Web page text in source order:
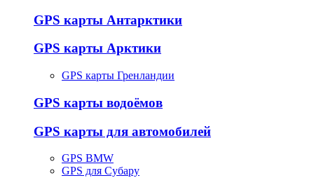
GPS карты Антарктики
GPS карты Арктики
GPS карты Гренландии
GPS карты водоёмов
GPS карты для автомобилей
GPS BMW
GPS для Субару